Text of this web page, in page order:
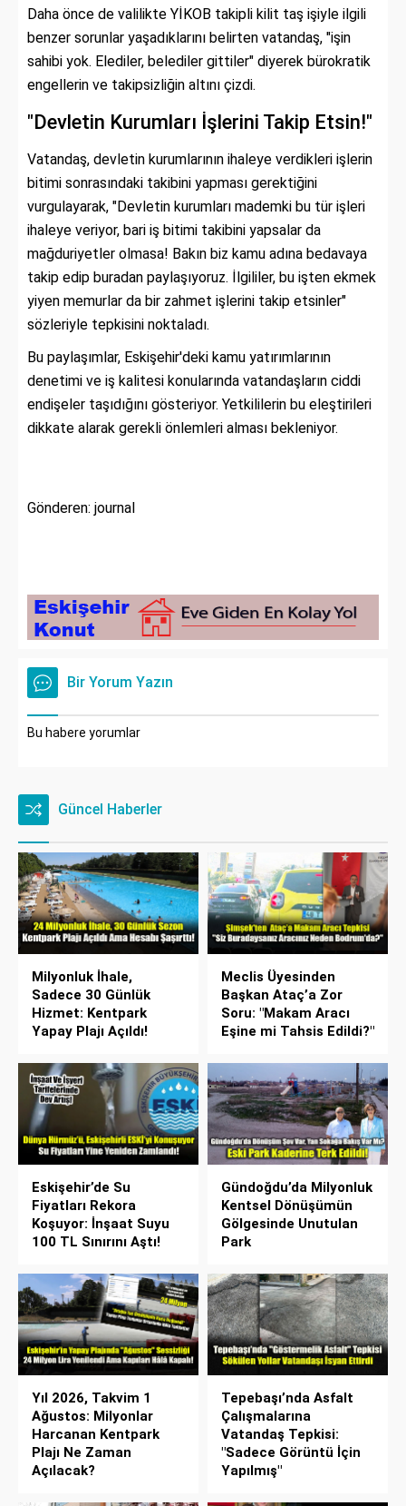
Daha önce de valilikte YİKOB takipli kilit taş işiyle ilgili
benzer sorunlar yaşadıklarını belirten vatandaş, "işin
sahibi yok. Elediler, belediler gittiler" diyerek bürokratik
engellerin ve takipsizliğin altını çizdi.
"Devletin Kurumları İşlerini Takip Etsin!"
Vatandaş, devletin kurumlarının ihaleye verdikleri işlerin
bitimi sonrasındaki takibini yapması gerektiğini
vurgulayarak, "Devletin kurumları mademki bu tür işleri
ihaleye veriyor, bari iş bitimi takibini yapsalar da
mağduriyetler olmasa! Bakın biz kamu adına bedavaya
takip edip buradan paylaşıyoruz. İlgililer, bu işten ekmek
yiyen memurlar da bir zahmet işlerini takip etsinler"
sözleriyle tepkisini noktaladı.
Bu paylaşımlar, Eskişehir'deki kamu yatırımlarının
denetimi ve iş kalitesi konularında vatandaşların ciddi
endişeler taşıdığını gösteriyor. Yetkililerin bu eleştirileri
dikkate alarak gerekli önlemleri alması bekleniyor.
Gönderen: journal
Bir Yorum Yazın
Bu habere yorumlar
Güncel Haberler
Milyonluk İhale,
Sadece 30 Günlük
Hizmet: Kentpark
Yapay Plajı Açıldı!
Meclis Üyesinden
Başkan Ataç’a Zor
Soru: "Makam Aracı
Eşine mi Tahsis Edildi?"
Eskişehir’de Su
Fiyatları Rekora
Koşuyor: İnşaat Suyu
100 TL Sınırını Aştı!
Gündoğdu’da Milyonluk
Kentsel Dönüşümün
Gölgesinde Unutulan
Park
Yıl 2026, Takvim 1
Ağustos: Milyonlar
Harcanan Kentpark
Plajı Ne Zaman
Açılacak?
Tepebaşı’nda Asfalt
Çalışmalarına
Vatandaş Tepkisi:
"Sadece Görüntü İçin
Yapılmış"